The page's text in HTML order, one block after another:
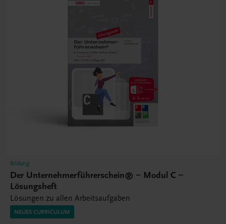
Bildung
Der Unternehmerführerschein® – Modul C –
Lösungsheft
Lösungen zu allen Arbeitsaufgaben
NEUES CURRICULUM